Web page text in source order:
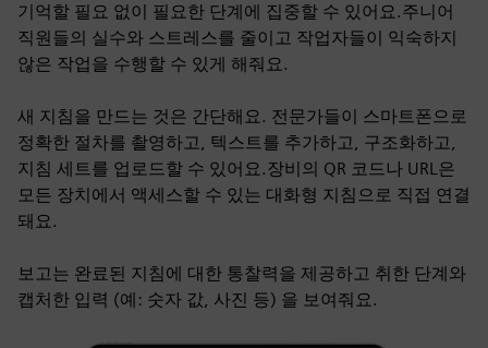
기억할 필요 없이 필요한 단계에 집중할 수 있어요.주니어
직원들의 실수와 스트레스를 줄이고 작업자들이 익숙하지
않은 작업을 수행할 수 있게 해줘요.
새 지침을 만드는 것은 간단해요. 전문가들이 스마트폰으로
정확한 절차를 촬영하고, 텍스트를 추가하고, 구조화하고,
지침 세트를 업로드할 수 있어요.장비의 QR 코드나 URL은
모든 장치에서 액세스할 수 있는 대화형 지침으로 직접 연결
돼요.
보고는 완료된 지침에 대한 통찰력을 제공하고 취한 단계와
캡처한 입력 (예: 숫자 값, 사진 등) 을 보여줘요.